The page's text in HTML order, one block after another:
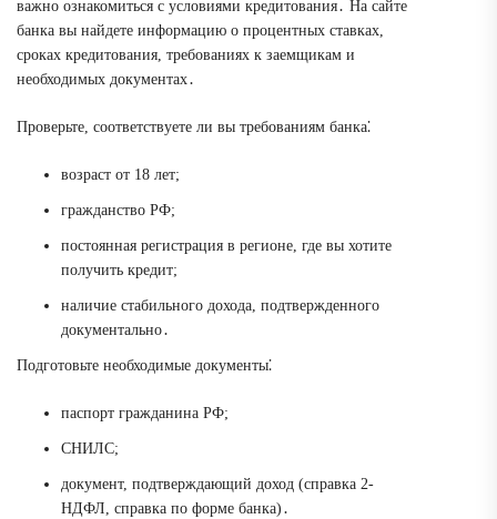
важно ознакомиться с условиями кредитования․ На сайте
банка вы найдете информацию о процентных ставках,
сроках кредитования, требованиях к заемщикам и
необходимых документах․
Проверьте, соответствуете ли вы требованиям банка⁚
возраст от 18 лет;
гражданство РФ;
постоянная регистрация в регионе, где вы хотите
получить кредит;
наличие стабильного дохода, подтвержденного
документально․
Подготовьте необходимые документы⁚
паспорт гражданина РФ;
СНИЛС;
документ, подтверждающий доход (справка 2-
НДФЛ, справка по форме банка)․